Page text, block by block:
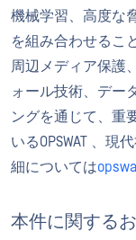
機械学習、高度な
を組み合わせるこ
周辺メディア保護
ォール技術、デー
ングを通じて、重
いるOPSWAT 、現
細については
本件に関する